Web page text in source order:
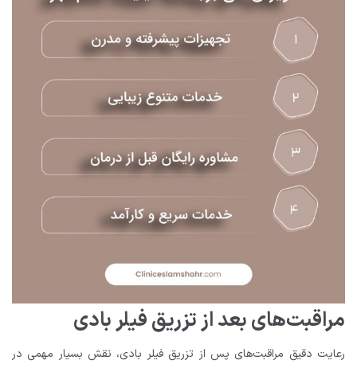
مراقبت‌های بعد از تزریق فیلر بادی
رعایت دقیق مراقبت‌های پس از تزریق فیلر بادی، نقش بسیار مهمی در